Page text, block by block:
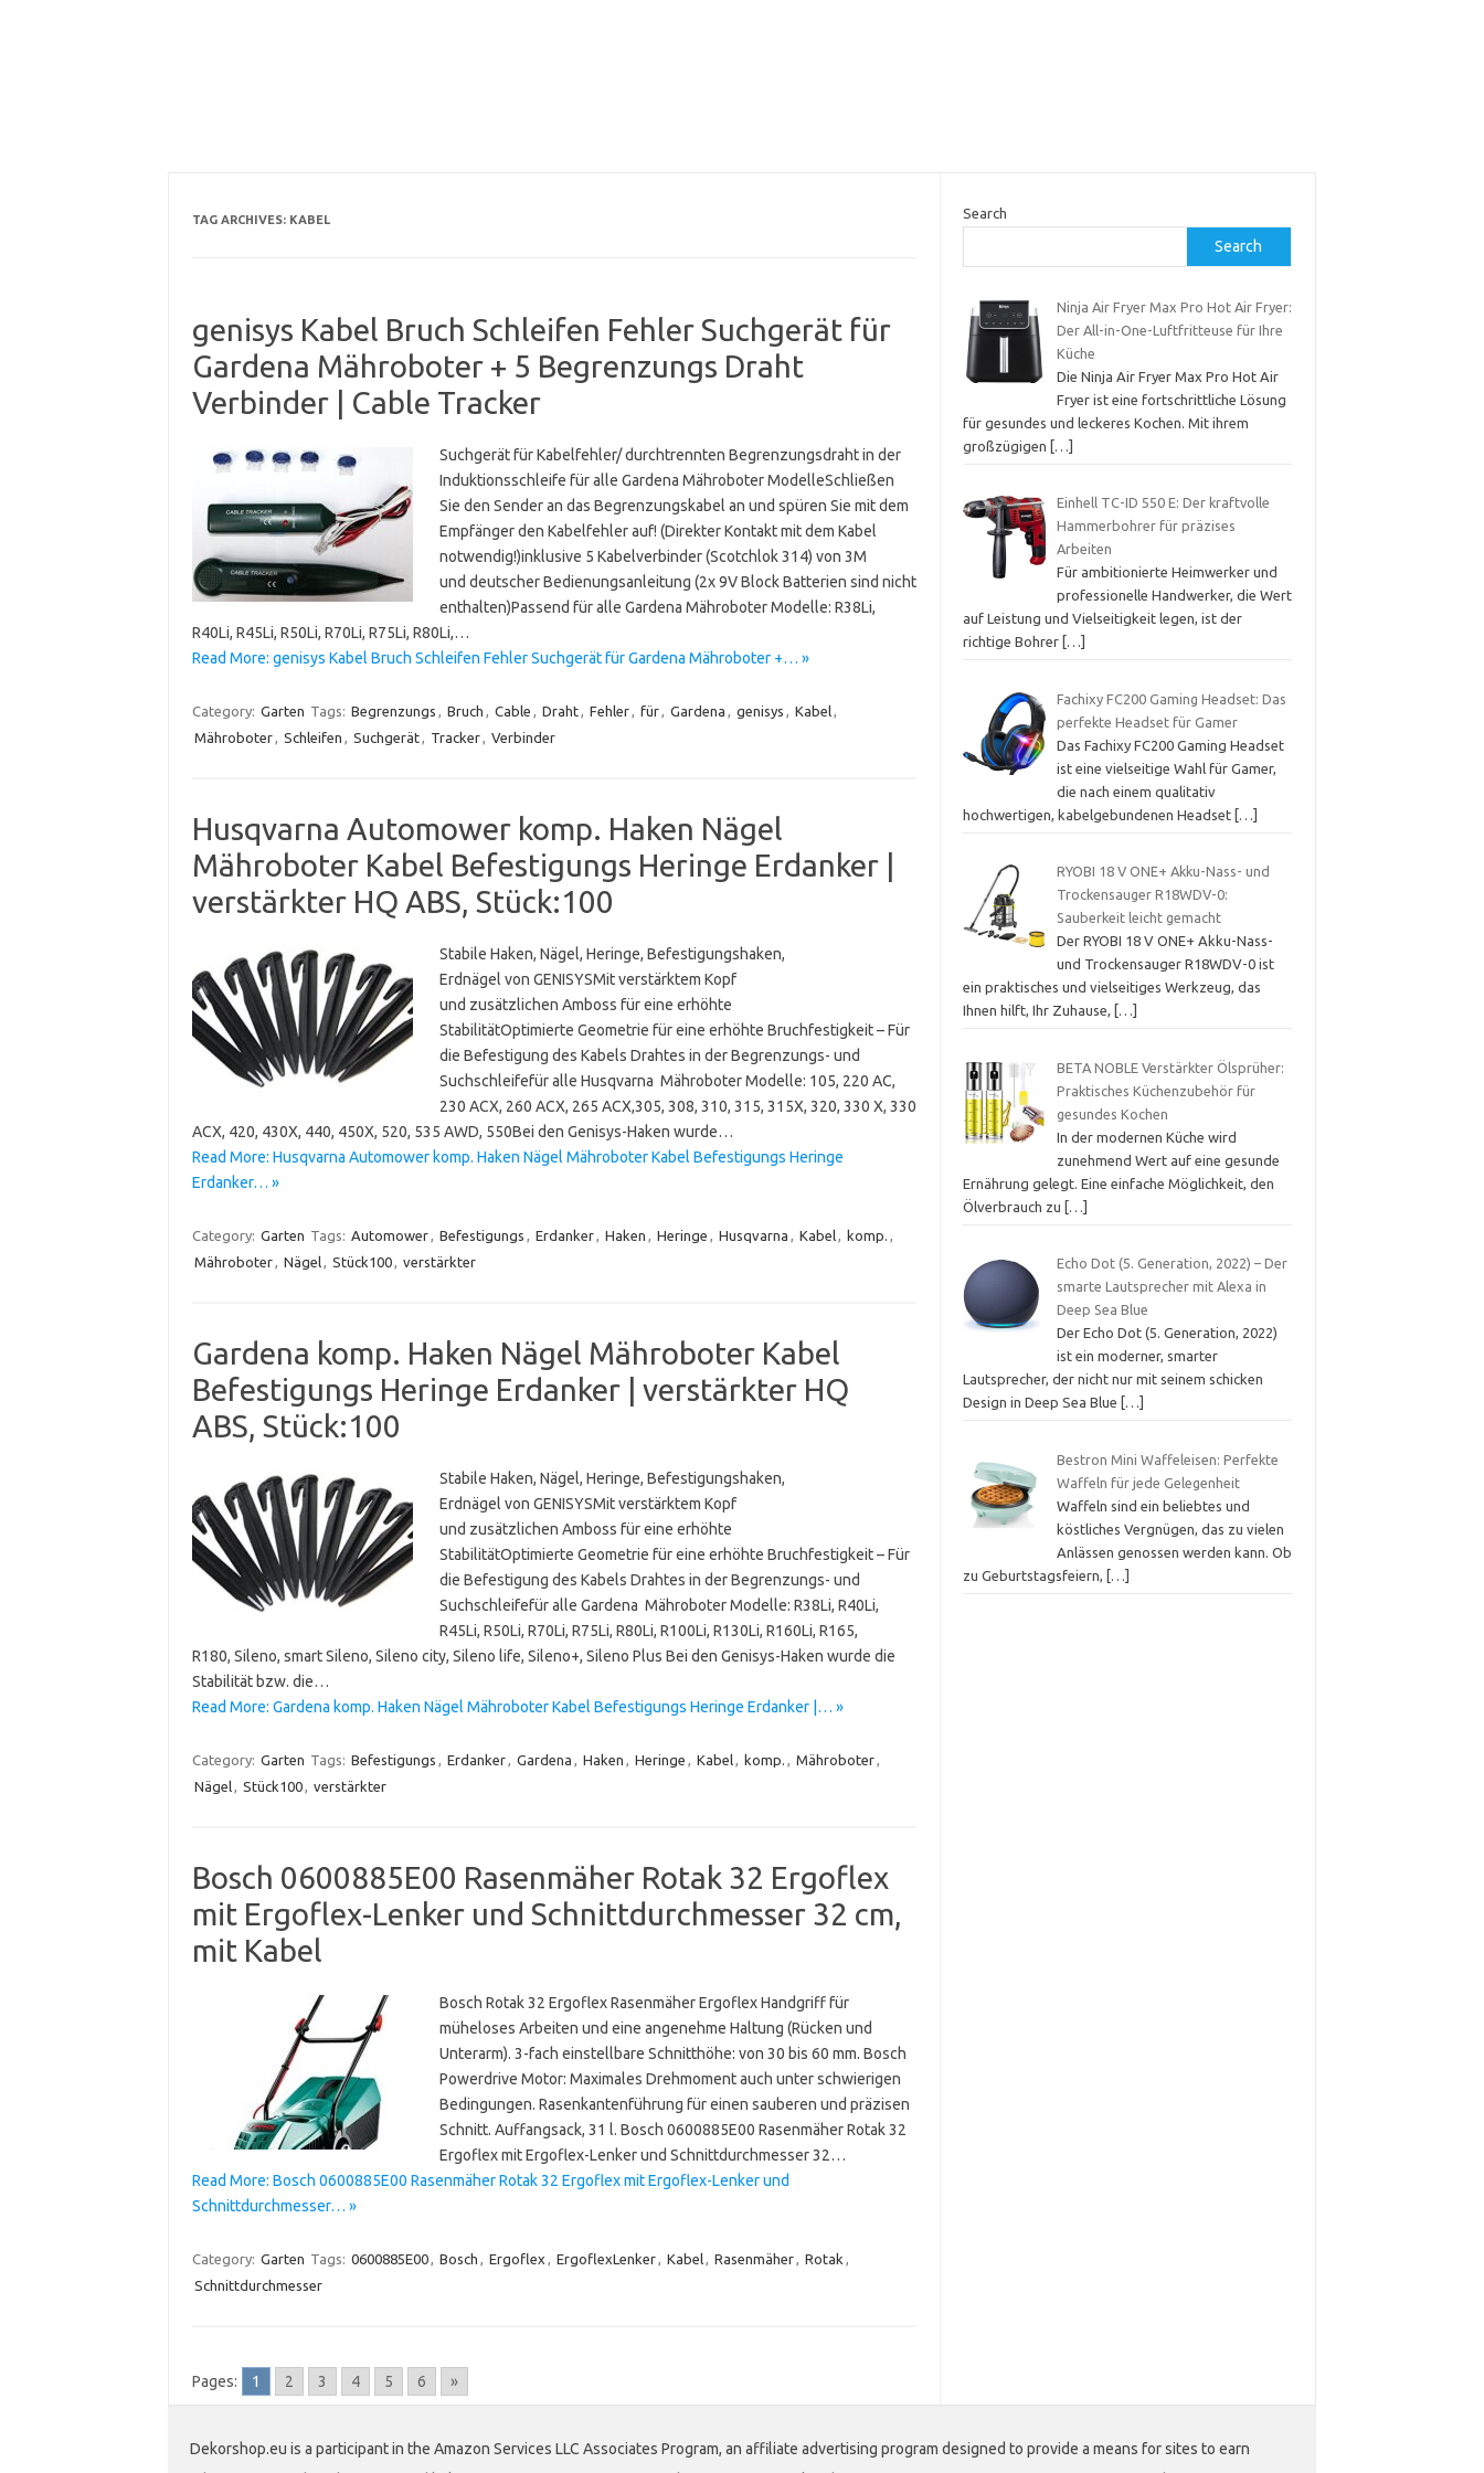
TAG ARCHIVES: KABEL
genisys Kabel Bruch Schleifen Fehler Suchgerät für
Gardena Mähroboter + 5 Begrenzungs Draht
Verbinder | Cable Tracker
Suchgerät für Kabelfehler/ durchtrennten Begrenzungsdraht in der
Induktionsschleife für alle Gardena Mähroboter ModelleSchließen
Sie den Sender an das Begrenzungskabel an und spüren Sie mit dem
Empfänger den Kabelfehler auf! (Direkter Kontakt mit dem Kabel
notwendig!)inklusive 5 Kabelverbinder (Scotchlok 314) von 3M
und deutscher Bedienungsanleitung (2x 9V Block Batterien sind nicht
enthalten)Passend für alle Gardena Mähroboter Modelle: R38Li,
R40Li, R45Li, R50Li, R70Li, R75Li, R80Li,…
Read More: genisys Kabel Bruch Schleifen Fehler Suchgerät für Gardena Mähroboter +… »
Category: Garten Tags: Begrenzungs , Bruch , Cable , Draht, Fehler, für, Gardena , genisys , Kabel,
Mähroboter, Schleifen , Suchgerät, Tracker, Verbinder
Husqvarna Automower komp. Haken Nägel
Mähroboter Kabel Befestigungs Heringe Erdanker |
verstärkter HQ ABS, Stück:100
Stabile Haken, Nägel, Heringe, Befestigungshaken,
Erdnägel von GENISYSMit verstärktem Kopf
und zusätzlichen Amboss für eine erhöhte
StabilitätOptimierte Geometrie für eine erhöhte Bruchfestigkeit – Für
die Befestigung des Kabels Drahtes in der Begrenzungs- und
Suchschleifefür alle Husqvarna Mähroboter Modelle: 105, 220 AC,
230 ACX, 260 ACX, 265 ACX,305, 308, 310, 315, 315X, 320, 330 X, 330
ACX, 420, 430X, 440, 450X, 520, 535 AWD, 550Bei den Genisys-Haken wurde…
Read More: Husqvarna Automower komp. Haken Nägel Mähroboter Kabel Befestigungs Heringe
Erdanker… »
Category: Garten Tags: Automower, Befestigungs , Erdanker, Haken , Heringe , Husqvarna , Kabel, komp. ,
Mähroboter, Nägel, Stück100, verstärkter
Gardena komp. Haken Nägel Mähroboter Kabel
Befestigungs Heringe Erdanker | verstärkter HQ
ABS, Stück:100
Stabile Haken, Nägel, Heringe, Befestigungshaken,
Erdnägel von GENISYSMit verstärktem Kopf
und zusätzlichen Amboss für eine erhöhte
StabilitätOptimierte Geometrie für eine erhöhte Bruchfestigkeit – Für
die Befestigung des Kabels Drahtes in der Begrenzungs- und
Suchschleifefür alle Gardena Mähroboter Modelle: R38Li, R40Li,
R45Li, R50Li, R70Li, R75Li, R80Li, R100Li, R130Li, R160Li, R165,
R180, Sileno, smart Sileno, Sileno city, Sileno life, Sileno+, Sileno Plus Bei den Genisys-Haken wurde die
Stabilität bzw. die…
Read More: Gardena komp. Haken Nägel Mähroboter Kabel Befestigungs Heringe Erdanker |… »
Category: Garten Tags: Befestigungs , Erdanker, Gardena , Haken , Heringe , Kabel, komp. , Mähroboter,
Nägel, Stück100, verstärkter
Bosch 0600885E00 Rasenmäher Rotak 32 Ergoflex
mit Ergoflex-Lenker und Schnittdurchmesser 32 cm,
mit Kabel
Bosch Rotak 32 Ergoflex Rasenmäher Ergoflex Handgriff für
müheloses Arbeiten und eine angenehme Haltung (Rücken und
Unterarm). 3-fach einstellbare Schnitthöhe: von 30 bis 60 mm. Bosch
Powerdrive Motor: Maximales Drehmoment auch unter schwierigen
Bedingungen. Rasenkantenführung für einen sauberen und präzisen
Schnitt. Auffangsack, 31 l. Bosch 0600885E00 Rasenmäher Rotak 32
Ergoflex mit Ergoflex-Lenker und Schnittdurchmesser 32…
Read More: Bosch 0600885E00 Rasenmäher Rotak 32 Ergoflex mit Ergoflex-Lenker und
Schnittdurchmesser… »
Category: Garten Tags: 0600885E00, Bosch , Ergoflex , ErgoflexLenker, Kabel, Rasenmäher, Rotak ,
Schnittdurchmesser
Pages: 1 2 3 4 5 6 »
Search
Search
Ninja Air Fryer Max Pro Hot Air Fryer:
Der All-in-One-Luftfritteuse für Ihre
Küche
Die Ninja Air Fryer Max Pro Hot Air
Fryer ist eine fortschrittliche Lösung
für gesundes und leckeres Kochen. Mit ihrem
großzügigen
[…]
Einhell TC-ID 550 E: Der kraftvolle
Hammerbohrer für präzises
Arbeiten
Für ambitionierte Heimwerker und
professionelle Handwerker, die Wert
auf Leistung und Vielseitigkeit legen, ist der
richtige Bohrer […]
Fachixy FC200 Gaming Headset: Das
perfekte Headset für Gamer
Das Fachixy FC200 Gaming Headset
ist eine vielseitige Wahl für Gamer,
die nach einem qualitativ
hochwertigen, kabelgebundenen Headset […]
RYOBI 18 V ONE+ Akku-Nass- und
Trockensauger R18WDV-0:
Sauberkeit leicht gemacht
Der RYOBI 18 V ONE+ Akku-Nass-
und Trockensauger R18WDV-0 ist
ein praktisches und vielseitiges Werkzeug, das
Ihnen hilft, Ihr Zuhause,
[…]
BETA NOBLE Verstärkter Ölsprüher:
Praktisches Küchenzubehör für
gesundes Kochen
In der modernen Küche wird
zunehmend Wert auf eine gesunde
Ernährung gelegt. Eine einfache Möglichkeit, den
Ölverbrauch zu
[…]
Echo Dot (5. Generation, 2022) – Der
smarte Lautsprecher mit Alexa in
Deep Sea Blue
Der Echo Dot (5. Generation, 2022)
ist ein moderner, smarter
Lautsprecher, der nicht nur mit seinem schicken
Design in Deep Sea Blue
[…]
Bestron Mini Waffeleisen: Perfekte
Waffeln für jede Gelegenheit
Waffeln sind ein beliebtes und
köstliches Vergnügen, das zu vielen
Anlässen genossen werden kann. Ob
zu Geburtstagsfeiern,
[…]
Dekorshop.eu is a participant in the Amazon Services LLC Associates Program, an affiliate advertising program designed to provide a means for sites to earn